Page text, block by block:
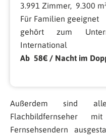
3.991 Zimmer, 9.300
Für Familien geeignet
gehört zum
International
Ab 58€ / Nacht im
Außerdem sind
Flachbildfernseher
Fernsehsendern